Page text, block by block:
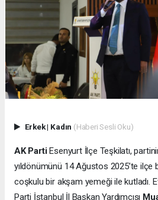
Erkek| Kadın (Haberi Sesli Oku)
AK PartiEsenyurt İlçe Teşkilatı,
yıldönümünü 14 Ağustos 2025’te ilçe
coşkulu bir akşam yemeği ile kutladı.
Parti İstanbul İl Başkan Yardımcısı